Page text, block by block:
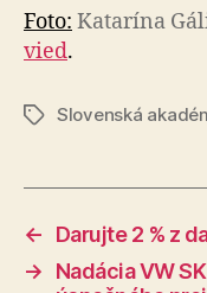
Foto: Katarína
vied.
ZnačkySlovenská
←
Darujte 2 % z
→
Nadácia VW